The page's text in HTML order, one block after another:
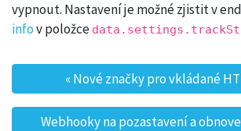
vypnout. Nastavení je možné zjistit v
infov položce
Post navigation
«Nové značky pro vkládané
Webhooky na pozastavení a